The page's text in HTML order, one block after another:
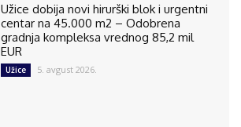
Užice dobija novi hirurški blok i urgentni
centar na 45.000 m2 – Odobrena
gradnja kompleksa vrednog 85,2 mil
EUR
Užice 5. avgust 2026.